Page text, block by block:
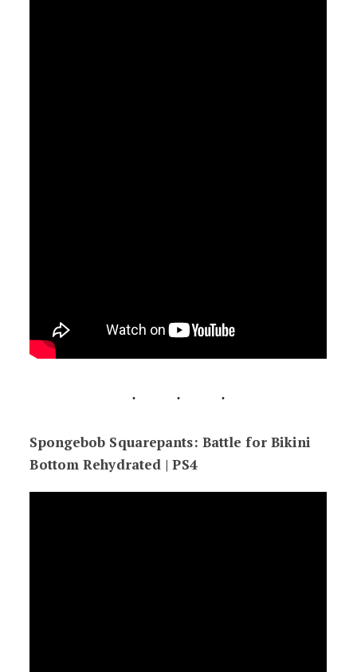
Spongebob Squarepants: Battle for Bikini
Bottom Rehydrated | PS4